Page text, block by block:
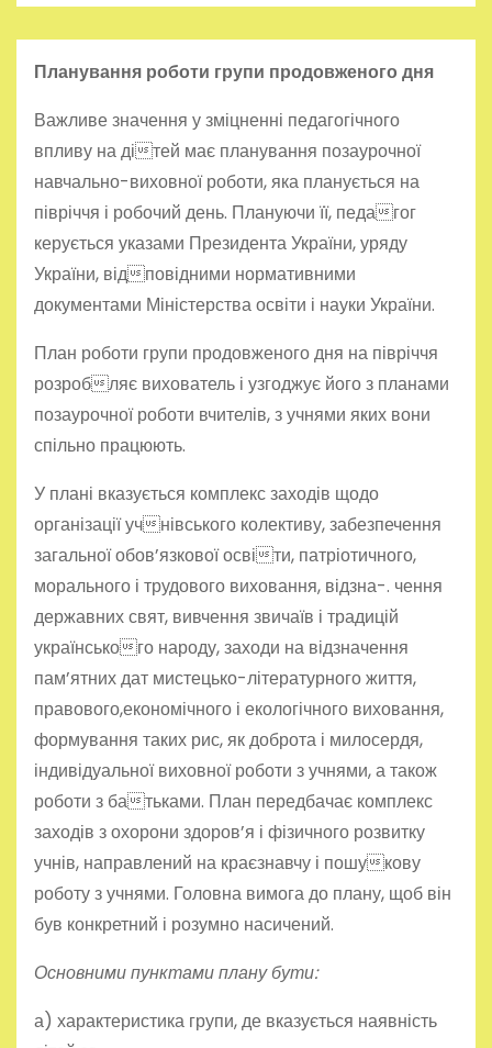
Планування роботи групи продовженого дня
Важливе значення у зміцненні педагогічного
впливу на дітей має планування позаурочної
навчально-виховної роботи, яка планується на
півріччя і робочий день. Плануючи її, педагог
керується указами Президента України, уряду
України, відповідними нормативними
документами Міністерства освіти і науки України.
План роботи групи продовженого дня на півріччя
розробляє вихователь і узгоджує його з планами
позаурочної роботи вчителів, з учнями яких вони
спільно працюють.
У плані вказується комплекс заходів щодо
організації учнівського колективу, забезпечення
загальної обов’язкової освіти, патріотичного,
морального і трудового виховання, відзна-. чення
державних свят, вивчення звичаїв і традицій
українського народу, заходи на відзначення
пам’ятних дат мистецько-літературного життя,
правового,економічного і екологічного виховання,
формування таких рис, як доброта і милосердя,
індивідуальної виховної роботи з учнями, а також
роботи з батьками. План передбачає комплекс
заходів з охорони здоров’я і фізичного розвитку
учнів, направлений на краєзнавчу і пошукову
роботу з учнями. Головна вимога до плану, щоб він
був конкретний і розумно насичений.
Основними пунктами плану бути:
а) характеристика групи, де вказується наявність